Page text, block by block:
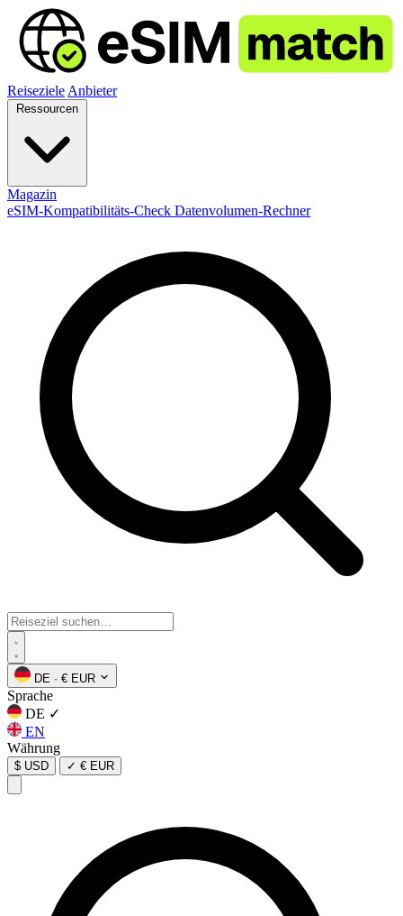
Reiseziele Anbieter
Magazin
eSIM-Kompatibilitäts-Check Datenvolumen-Rechner
DE · € EUR
Sprache
DE ✓
EN
Währung
$ USD ✓ € EUR